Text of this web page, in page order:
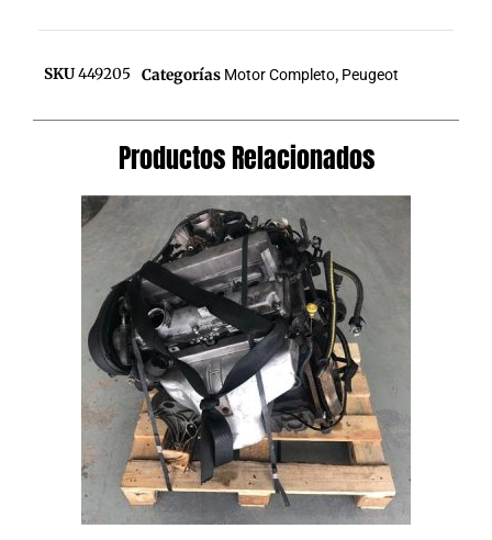
SKU449205 Categorías Motor Completo, Peugeot
Productos Relacionados